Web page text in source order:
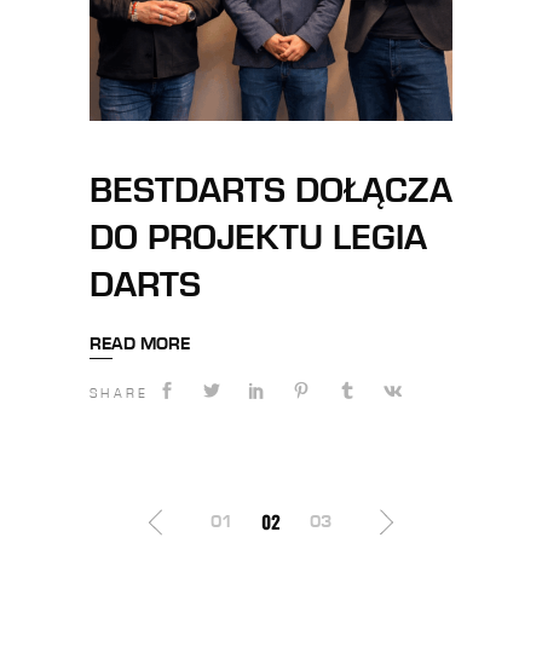
BESTDARTS DOŁĄCZA
DO PROJEKTU LEGIA
DARTS
READ MORE
SHARE
STRONICOWANIE
01 02 03